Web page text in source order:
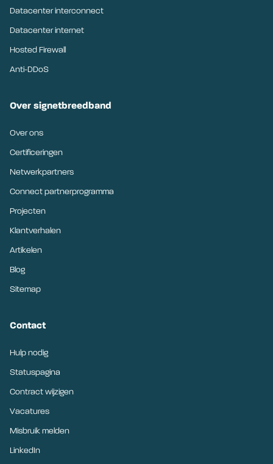
Datacenter interconnect
Datacenter internet
Hosted Firewall
Anti-DDoS
Over signetbreedband
Over ons
Certificeringen
Netwerkpartners
Connect partnerprogramma
Projecten
Klantverhalen
Artikelen
Blog
Sitemap
Contact
Hulp nodig
Statuspagina
Contract wijzigen
Vacatures
Misbruik melden
LinkedIn